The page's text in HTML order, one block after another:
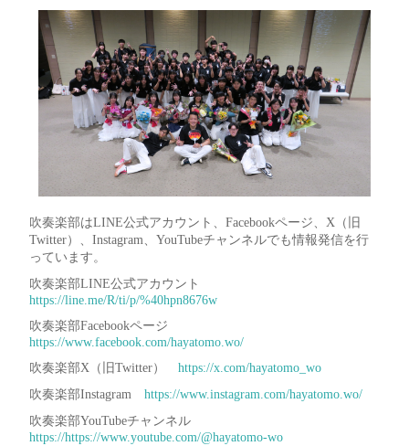
吹奏楽部はLINE公式アカウント、Facebookページ、X（旧
Twitter）、Instagram、YouTubeチャンネルでも情報発信を行
っています。
吹奏楽部LINE公式アカウント
https://line.me/R/ti/p/%40hpn8676w
吹奏楽部Facebookページ
https://www.facebook.com/hayatomo.wo/
吹奏楽部X（旧Twitter）https://x.com/hayatomo_wo
吹奏楽部Instagramhttps://www.instagram.com/hayatomo.wo/
吹奏楽部YouTubeチャンネル
https://https://www.youtube.com/@hayatomo-wo